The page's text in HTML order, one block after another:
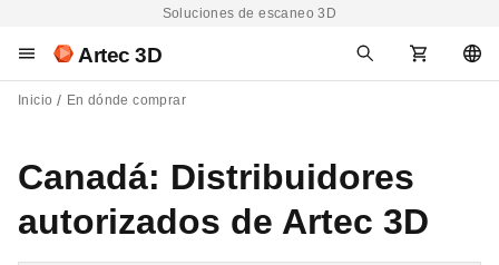
Soluciones de escaneo 3D
Artec 3D
Inicio En dónde comprar
Canadá: Distribuidores
autorizados de Artec 3D